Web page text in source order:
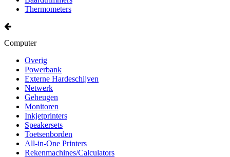
Thermometers
Computer
Overig
Powerbank
Externe Hardeschijven
Netwerk
Geheugen
Monitoren
Inkjetprinters
Speakersets
Toetsenborden
All-in-One Printers
Rekenmachines/Calculators